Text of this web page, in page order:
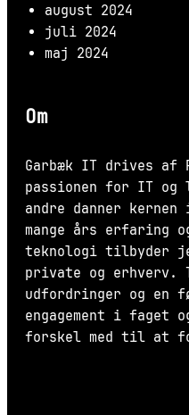
august 2024
juli 2024
maj 2024
Om
Garbæk IT drives af
passionen for IT
andre danner kernen
mange års erfaring
teknologi tilbyder
private og erhverv.
udfordringer og en
engagement i faget
forskel med til at